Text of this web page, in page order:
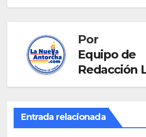
Por
Equipo de
Redacción
Entrada relacionada